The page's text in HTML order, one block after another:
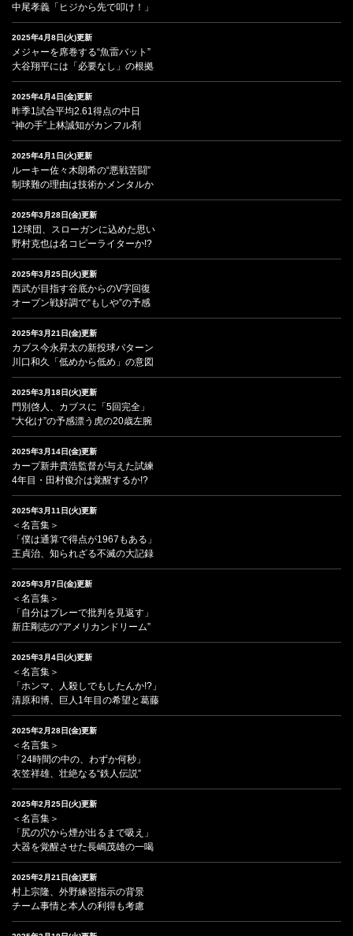
中尾孝義「ヒジから先で叩け！」
2025年4月8日(火)更新
メジャーを席巻する“魚雷バット”
大谷翔平には「必要なし」の根拠
2025年4月4日(金)更新
昨季1試合平均2.61得点の中日
“神の手”上林誠知がカンフル剤
2025年4月1日(火)更新
ルーキー佐々木朗希の“悪戦苦闘”
制球難の理由は技術かメンタルか
2025年3月28日(金)更新
12球団、スローガンに込めた思い
野村克也は名コピーライターか!?
2025年3月25日(火)更新
西武が目指す谷底からのV字回復
オープン戦好調で“もしや”の予感
2025年3月21日(金)更新
カブス今永昇太の新投球パターン
川口和久「低めから低め」の意図
2025年3月18日(火)更新
門別啓人、カブスに「5回完全」
“大化け”の予感漂う虎の20歳左腕
2025年3月14日(金)更新
カープ新井貴浩監督が与えた試練
4年目・田村俊介は覚醒するか!?
2025年3月11日(火)更新
＜名言集＞
「僕は通算で得点が1967もある」
王貞治、知られざる不滅の大記録
2025年3月7日(金)更新
＜名言集＞
「自分はプレーで批判を見返す」
新庄剛志の“アメリカンドリーム”
2025年3月4日(火)更新
＜名言集＞
「ホンマ、人殺しでもしたんか!?」
清原和博、巨人1年目の希望と葛藤
2025年2月28日(金)更新
＜名言集＞
「24時間の中の、わずか何秒」
衣笠祥雄、壮絶なる“鉄人伝説”
2025年2月25日(火)更新
＜名言集＞
「尻の穴から煙が出るまで吸え」
大器を覚醒させた長嶋茂雄の一喝
2025年2月21日(金)更新
村上宗隆、外野練習指示の背景
チーム事情と本人の利得も考慮